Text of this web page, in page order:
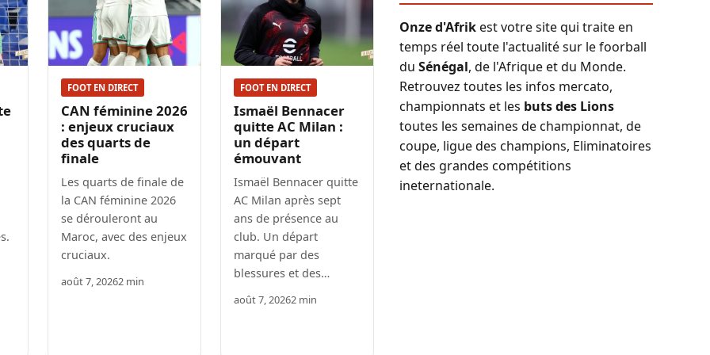
FOOT EN DIRECT
CAN féminine 2026
: enjeux cruciaux
des quarts de
finale
Les quarts de finale de
la CAN féminine 2026
se dérouleront au
Maroc, avec des enjeux
cruciaux.
août 7, 20262 min
FOOT EN DIRECT
Ismaël Bennacer
quitte AC Milan :
un départ
émouvant
Ismaël Bennacer quitte
AC Milan après sept
ans de présence au
club. Un départ
marqué par des
blessures et des…
août 7, 20262 min
Onze d'Afrikest votre site qui traite en
temps réel toute l'actualité sur le foorball
du Sénégal, de l'Afrique et du Monde.
Retrouvez toutes les infos mercato,
championnats et les buts des Lions
toutes les semaines de championnat, de
coupe, ligue des champions, Eliminatoires
et des grandes compétitions
ineternationale.